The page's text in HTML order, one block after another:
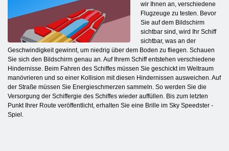
wir Ihnen an, verschiedene
Flugzeuge zu testen. Bevor
Sie auf dem Bildschirm
sichtbar sind, wird Ihr Schiff
sichtbar, was an der
Geschwindigkeit gewinnt, um niedrig über dem Boden zu fliegen. Schauen
Sie sich den Bildschirm genau an. Auf Ihrem Schiff entstehen verschiedene
Hindernisse. Beim Fahren des Schiffes müssen Sie geschickt im Weltraum
manövrieren und so einer Kollision mit diesen Hindernissen ausweichen. Auf
der Straße müssen Sie Energieschmerzen sammeln. So werden Sie die
Versorgung der Schiffergie des Schiffes wieder auffüllen. Bis zum letzten
Punkt Ihrer Route veröffentlicht, erhalten Sie eine Brille im Sky Speedster -
Spiel.